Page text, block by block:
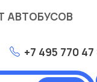
АВТОБУСОВ
+7 495 770 47